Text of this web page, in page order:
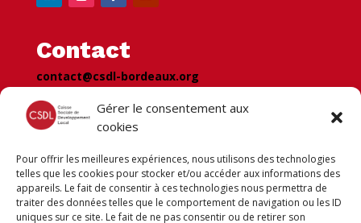
Gérer le consentement aux
cookies
Pour offrir les meilleures expériences, nous utilisons des technologies
telles que les cookies pour stocker et/ou accéder aux informations des
appareils. Le fait de consentir à ces technologies nous permettra de
traiter des données telles que le comportement de navigation ou les ID
uniques sur ce site. Le fait de ne pas consentir ou de retirer son
Contact
contact@csdl-bordeaux.org
07.57.76.58.68
Newsletter
Recevez votre newsletter pour
suivre nos dernière actus !